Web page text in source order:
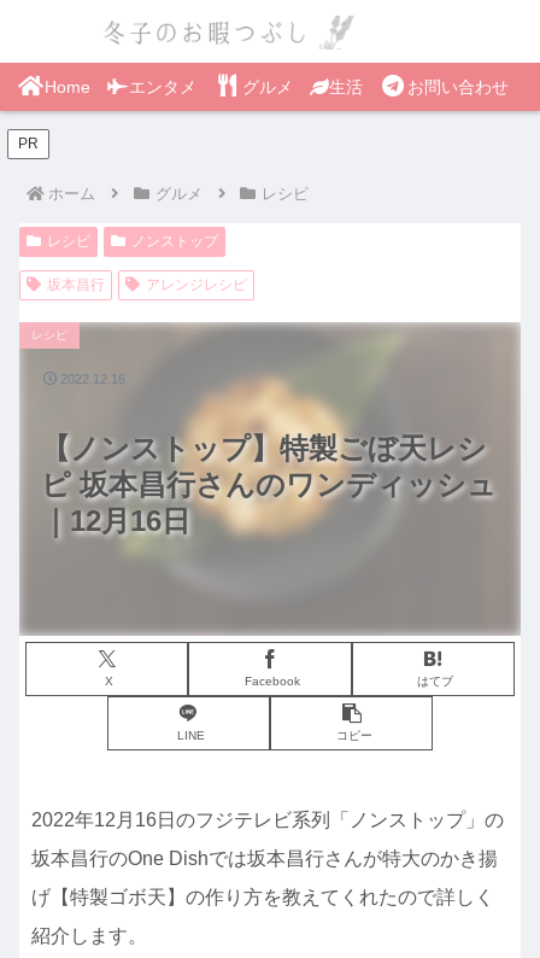
Home エンタメ グルメ 生活 お問い合わせ
PR
ホーム グルメ レシピ
レシピ ノンストップ
坂本昌行 アレンジレシピ
【ノンストップ】特製ごぼ天レシ
ピ 坂本昌行さんのワンディッシュ
｜12月16日
レシピ
X Facebook はてブ
LINE コピー
2022.12.16
2022年12月16日のフジテレビ系列「ノンストップ」の
坂本昌行のOne Dishでは坂本昌行さんが特大のかき揚
げ【特製ゴボ天】の作り方を教えてくれたので詳しく
紹介します。